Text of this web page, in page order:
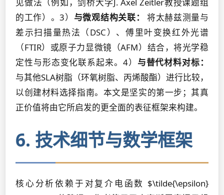
的工作）。3） 与微观结构关联：
将太赫兹测量与
差示扫描量热法（DSC）、傅里叶变换红外光谱
（FTIR）或原子力显微镜（AFM）结合，将光学稳
定性与形态变化联系起来。4） 与替代材料对标：
与其他SLA树脂（环氧树脂、丙烯酸酯）进行比较，
以创建材料选择指南。本文是坚实的第一步；其真
正价值将由它所启发的更全面的表征框架来构建。
6. 技术细节与数学框架
核心分析依赖于对复介电函数 $\tilde{\epsilon}